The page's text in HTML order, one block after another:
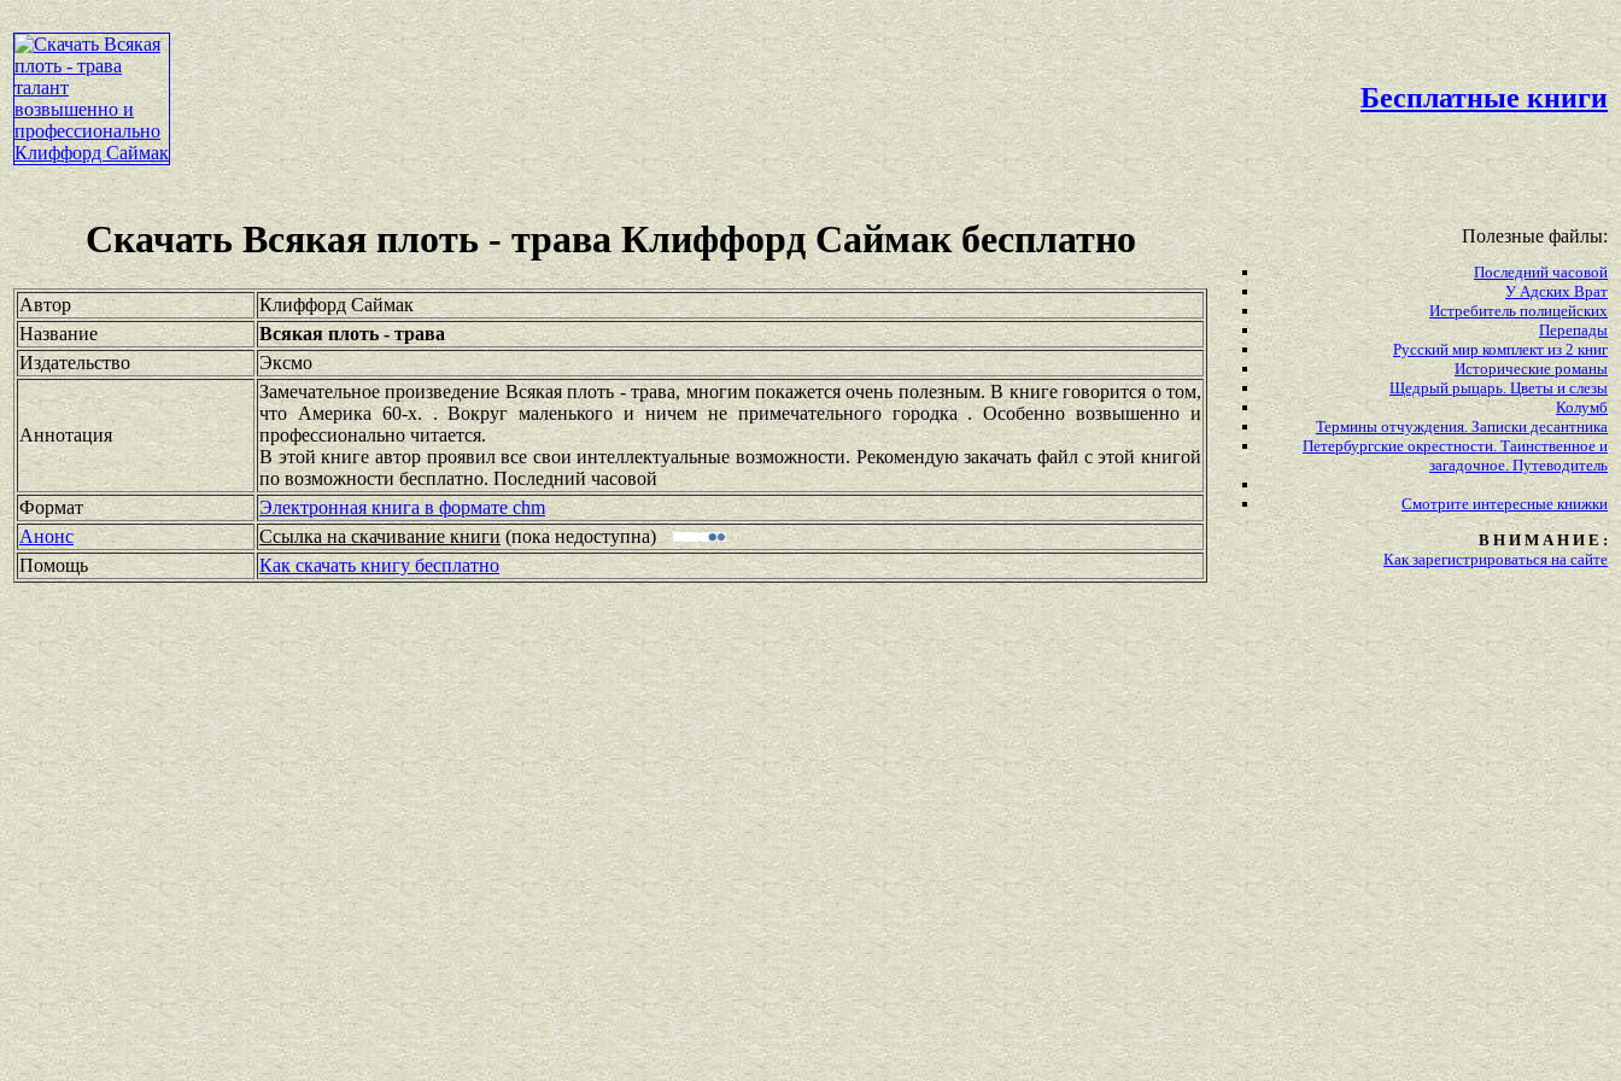
Бесплатные книги
Скачать Всякая плоть - трава Клиффорд Саймак бесплатно
Автор
Клиффорд Саймак
Название
Всякая плоть - трава
Издательство
Эксмо
Аннотация
Замечательное произведение Всякая плоть - трава, многим покажется очень полезным. В книге говорится о том,
что Америка 60-х. . Вокруг маленького и ничем не примечательного городка . Особенно возвышенно и
профессионально читается.
В этой книге автор проявил все свои интеллектуальные возможности. Рекомендую закачать файл с этой книгой
по возможности бесплатно. Последний часовой
Формат
Электронная книга в формате chm
Анонс
Ссылка на скачивание книги(пока недоступна)
Помощь
Как скачать книгу бесплатно
Полезные файлы:
Последний часовой
У Адских Врат
Истребитель полицейских
Перепады
Русский мир комплект из 2 книг
Исторические романы
Щедрый рыцарь. Цветы и слезы
Колумб
Термины отчуждения. Записки десантника
Петербургские окрестности. Таинственное и
загадочное. Путеводитель
Смотрите интересныекнижки
В Н И М А Н И Е :
Как зарегистрироваться на сайте